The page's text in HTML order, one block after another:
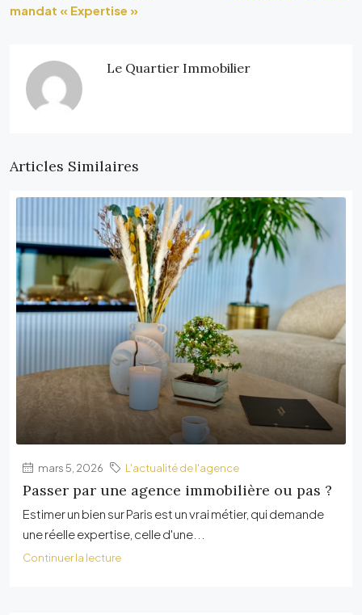
mandat « Expertise »
Le Quartier Immobilier
Articles Similaires
mars 5, 2026 L'actualité de l'agence
Passer par une agence immobilière ou pas ?
Estimer un bien sur Paris est un vrai métier, qui demande
une réelle expertise, celle d'une...
Continuer la lecture